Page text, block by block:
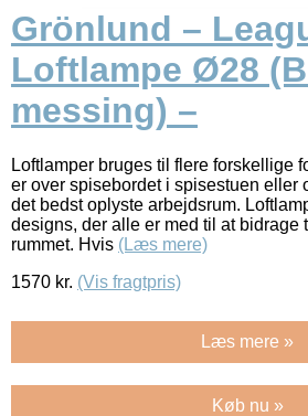
Grönlund –
Loftlampe Ø28
messing) –
Loftlamper bruges til flere forskellige
er over spisebordet i spisestuen eller
det bedst oplyste arbejdsrum.
designs, der alle er med til at bidrage
rummet. Hvis (Læs mere)
1570 kr. (Vis fragtpris)
Læs mere »
Køb nu »